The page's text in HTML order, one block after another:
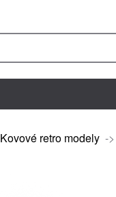
Kovové retro modely ->